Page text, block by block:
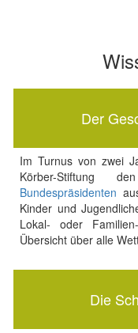
Der
Im Turnus von zwei
Körber-Stiftung
Bundespräsidenten
Kinder und
Lokal- oder
Übersicht über alle
Die